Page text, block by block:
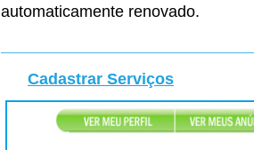
automaticamente renovado.
Cadastrar Serviços